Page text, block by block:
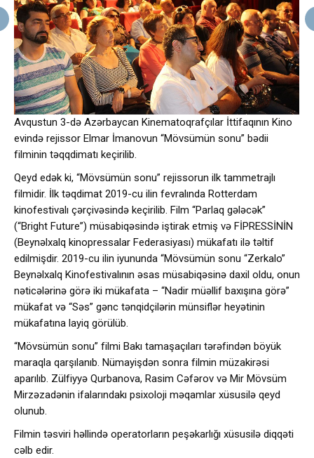
Avqustun 3-də Azərbaycan Kinematoqrafçılar İttifaqının Kino
evində rejissor Elmar İmanovun “Mövsümün sonu” bədii
filminin təqqdimatı keçirilib.
Qeyd edək ki, “Mövsümün sonu” rejissorun ilk tammetrajlı
filmidir. İlk təqdimat 2019-cu ilin fevralında Rotterdam
kinofestivalı çərçivəsində keçirilib. Film “Parlaq gələcək”
(“Bright Future”) müsabiqəsində iştirak etmiş və FİPRESSİNİN
(Beynəlxalq kinopressalar Federasiyası) mükafatı ilə təltif
edilmişdir. 2019-cu ilin iyununda “Mövsümün sonu “Zerkalo”
Beynəlxalq Kinofestivalının əsas müsabiqəsinə daxil oldu, onun
nəticələrinə görə iki mükafata – “Nadir müəllif baxışına görə”
mükafat və “Səs” gənc tənqidçilərin münsiflər heyətinin
mükafatına layiq görülüb.
“Mövsümün sonu” filmi Bakı tamaşaçıları tərəfindən böyük
maraqla qarşılanıb. Nümayişdən sonra filmin müzakirəsi
aparılıb. Zülfiyyə Qurbanova, Rasim Cəfərov və Mir Mövsüm
Mirzəzadənin ifalarındakı psixoloji məqamlar xüsusilə qeyd
olunub.
Filmin təsviri həllində operatorların peşəkarlığı xüsusilə diqqəti
cəlb edir.